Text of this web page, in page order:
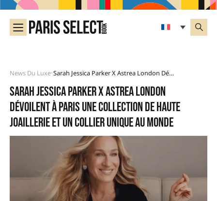
News Du Luxe• Sarah Jessica Parker X Astrea London Dévoilent À Paris Une Collection De Haute Joaillerie Et Un Collier Unique Au Monde
Sarah Jessica Parker x Astrea London
dévoilent à Paris une collection de haute
joaillerie et un collier unique au monde